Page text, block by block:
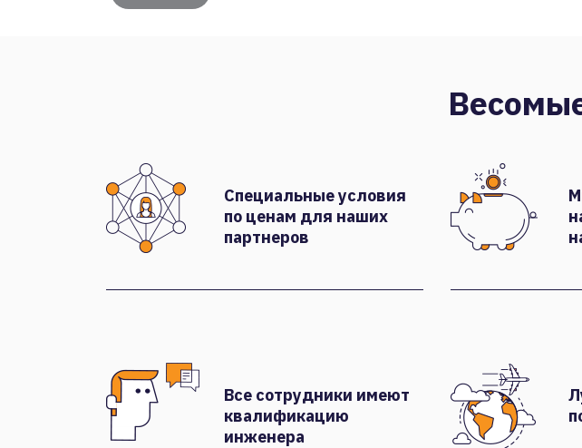
Специальные условия
по ценам для наших
партнеров
Все сотрудники имеют
квалификацию
инженера